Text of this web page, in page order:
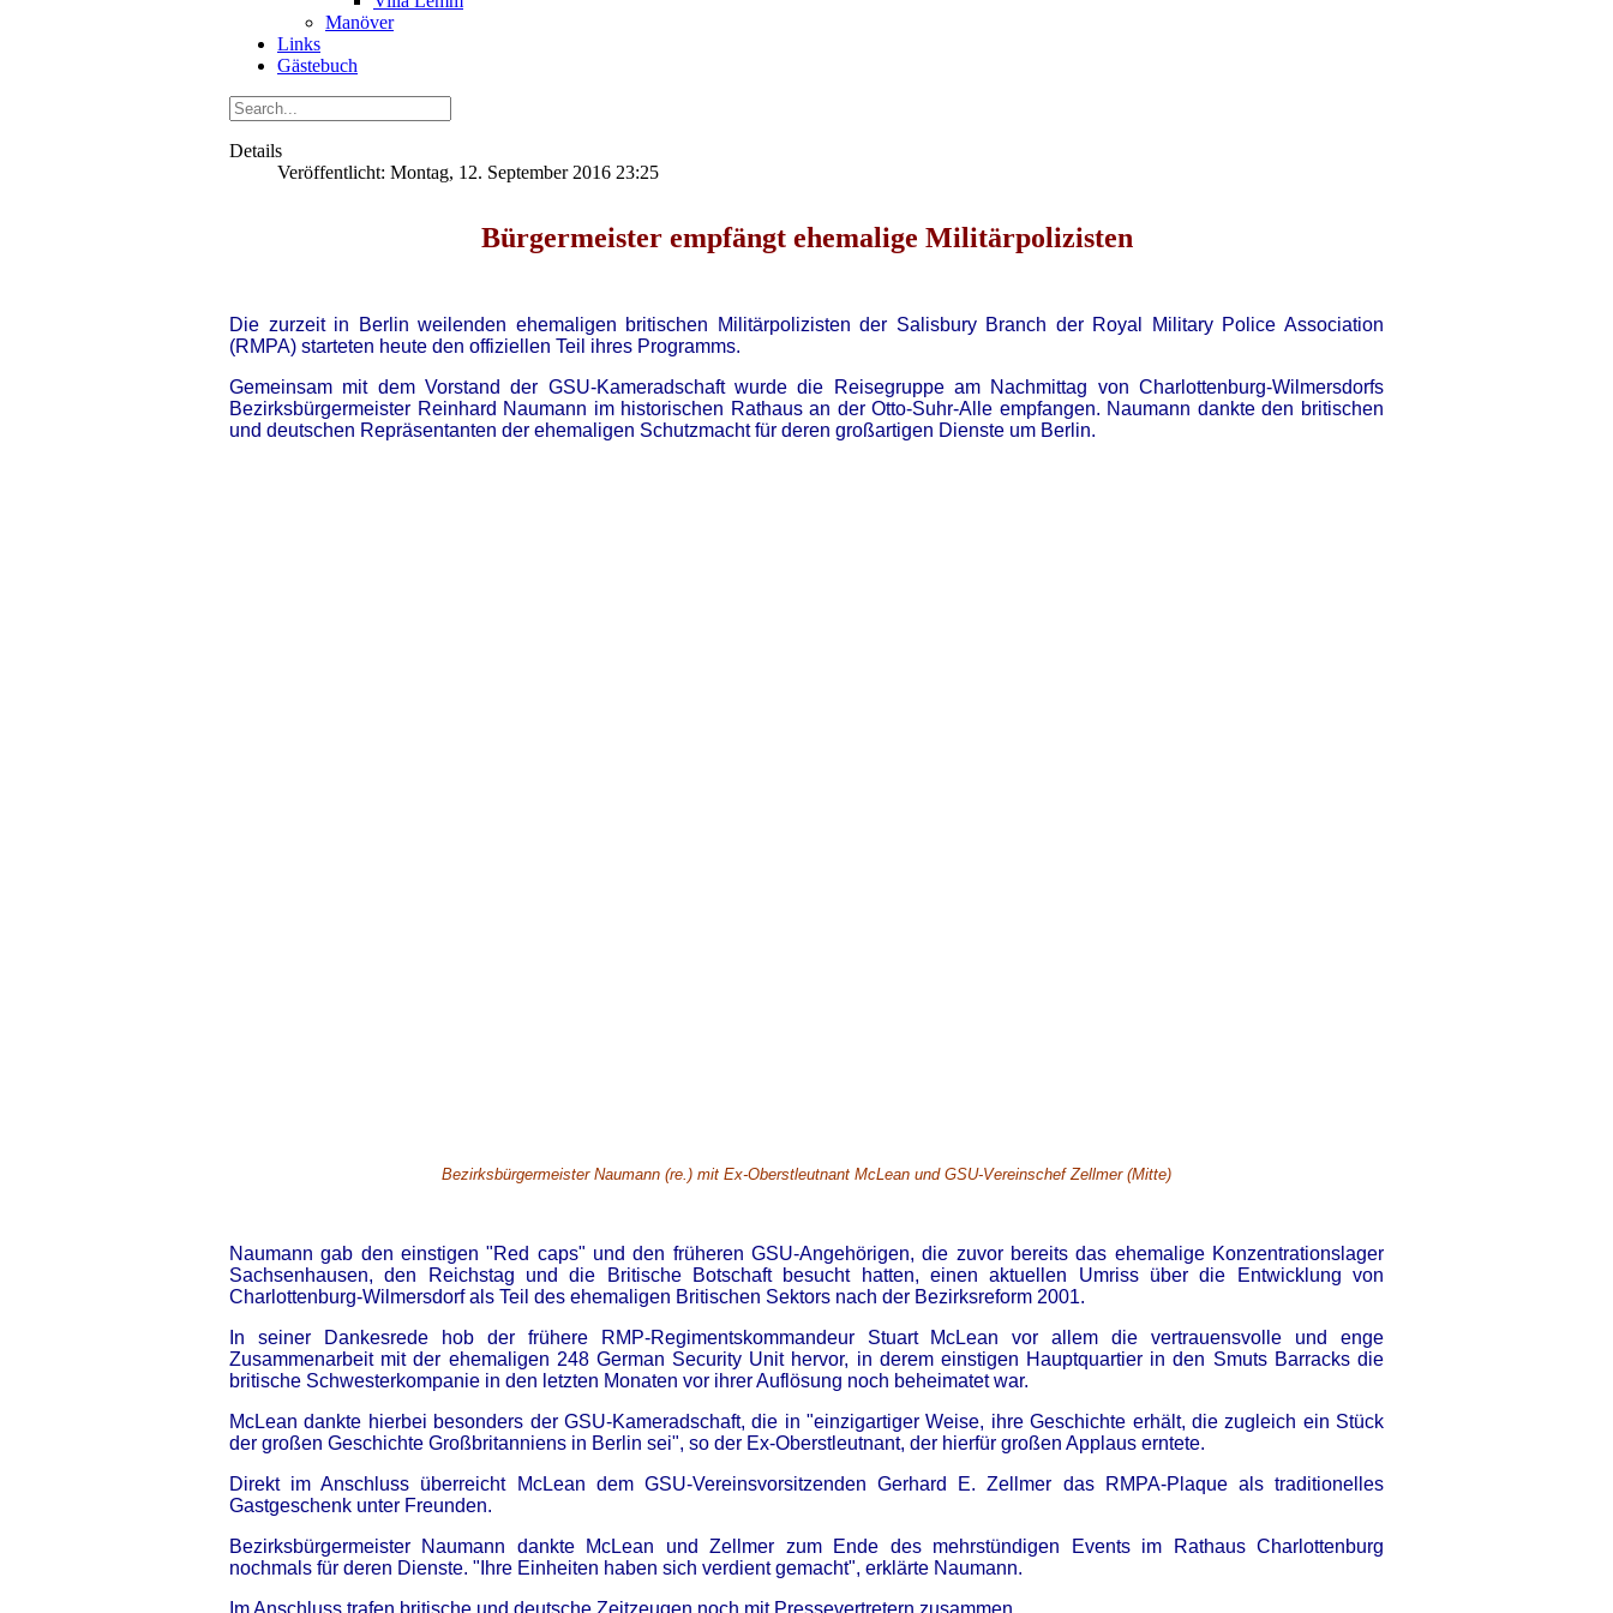
Manöver
Links
Gästebuch
Details
Veröffentlicht: Montag, 12. September 2016 23:25
Bürgermeister empfängt ehemalige Militärpolizisten
Die zurzeit in Berlin weilenden ehemaligen britischen Militärpolizisten der Salisbury Branch der Royal Military Police Association
(RMPA) starteten heute den offiziellen Teil ihres Programms.
Gemeinsam mit dem Vorstand der GSU-Kameradschaft wurde die Reisegruppe am Nachmittag von Charlottenburg-Wilmersdorfs
Bezirksbürgermeister Reinhard Naumann im historischen Rathaus an der Otto-Suhr-Alle empfangen. Naumann dankte den britischen
und deutschen Repräsentanten der ehemaligen Schutzmacht für deren großartigen Dienste um Berlin.
Bezirksbürgermeister Naumann (re.) mit Ex-Oberstleutnant McLean und GSU-Vereinschef Zellmer (Mitte)
Naumann gab den einstigen "Red caps" und den früheren GSU-Angehörigen, die zuvor bereits das ehemalige Konzentrationslager
Sachsenhausen, den Reichstag und die Britische Botschaft besucht hatten, einen aktuellen Umriss über die Entwicklung von
Charlottenburg-Wilmersdorf als Teil des ehemaligen Britischen Sektors nach der Bezirksreform 2001.
In seiner Dankesrede hob der frühere RMP-Regimentskommandeur Stuart McLean vor allem die vertrauensvolle und enge
Zusammenarbeit mit der ehemaligen 248 German Security Unit hervor, in derem einstigen Hauptquartier in den Smuts Barracks die
britische Schwesterkompanie in den letzten Monaten vor ihrer Auflösung noch beheimatet war.
McLean dankte hierbei besonders der GSU-Kameradschaft, die in "einzigartiger Weise, ihre Geschichte erhält, die zugleich ein Stück
der großen Geschichte Großbritanniens in Berlin sei", so der Ex-Oberstleutnant, der hierfür großen Applaus erntete.
Direkt im Anschluss überreicht McLean dem GSU-Vereinsvorsitzenden Gerhard E. Zellmer das RMPA-Plaque als traditionelles
Gastgeschenk unter Freunden.
Bezirksbürgermeister Naumann dankte McLean und Zellmer zum Ende des mehrstündigen Events im Rathaus Charlottenburg
nochmals für deren Dienste. "Ihre Einheiten haben sich verdient gemacht", erklärte Naumann.
Im Anschluss trafen britische und deutsche Zeitzeugen noch mit Pressevertretern zusammen.